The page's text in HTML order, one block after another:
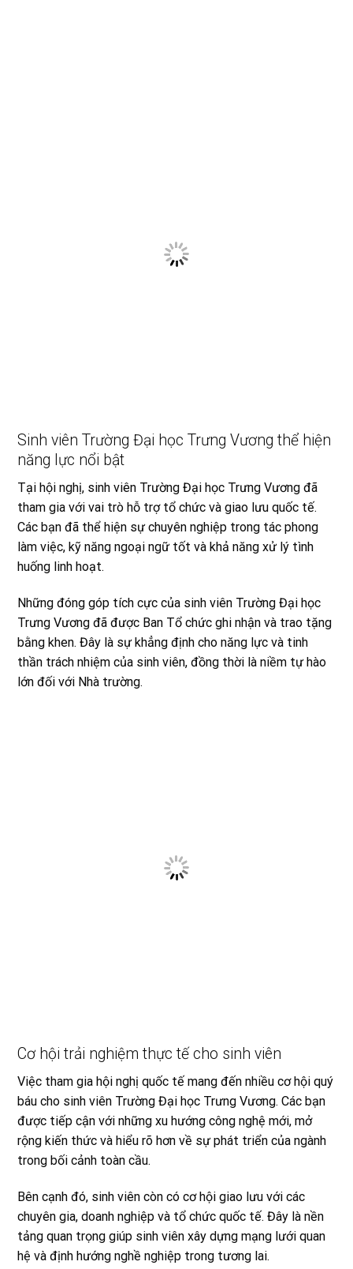
Sinh viên Trường Đại học Trưng Vương thể hiện
năng lực nổi bật
Tại hội nghị, sinh viên Trường Đại học Trưng Vương đã
tham gia với vai trò hỗ trợ tổ chức và giao lưu quốc tế.
Các bạn đã thể hiện sự chuyên nghiệp trong tác phong
làm việc, kỹ năng ngoại ngữ tốt và khả năng xử lý tình
huống linh hoạt.
Những đóng góp tích cực của sinh viên Trường Đại học
Trưng Vương đã được Ban Tổ chức ghi nhận và trao tặng
bằng khen. Đây là sự khẳng định cho năng lực và tinh
thần trách nhiệm của sinh viên, đồng thời là niềm tự hào
lớn đối với Nhà trường.
Cơ hội trải nghiệm thực tế cho sinh viên
Việc tham gia hội nghị quốc tế mang đến nhiều cơ hội quý
báu cho sinh viên Trường Đại học Trưng Vương. Các bạn
được tiếp cận với những xu hướng công nghệ mới, mở
rộng kiến thức và hiểu rõ hơn về sự phát triển của ngành
trong bối cảnh toàn cầu.
Bên cạnh đó, sinh viên còn có cơ hội giao lưu với các
chuyên gia, doanh nghiệp và tổ chức quốc tế. Đây là nền
tảng quan trọng giúp sinh viên xây dựng mạng lưới quan
hệ và định hướng nghề nghiệp trong tương lai.